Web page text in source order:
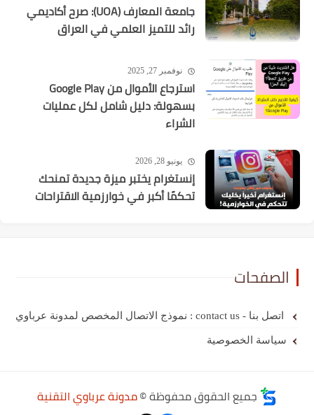
جامعة المعارف (UOA): صرح أكاديمي
رائد للتميز العلمي في العراق
نوفمبر 27, 2025
استرجاع الأموال من Google Play
بسهولة: دليل شامل لكل عمليات
الشراء
يونيو 28, 2026
إنستغرام يختبر ميزة جديدة تمنحك
تحكمًا أكبر في خوارزمية الاقتراحات
الصفحات
اتصل بنا - contact us : نموذج الاتصال المخصص لمدونة عرباوي
سياسة الخصوصية
جميع الحقوق محفوظة ©مدونة عرباوي التقنية